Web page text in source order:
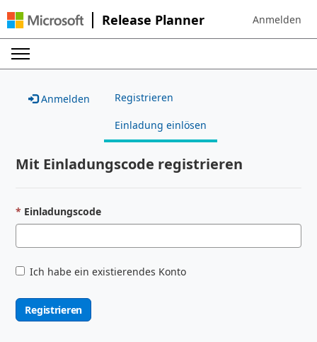
Release Planner Sign in to
Anmelden
Anmelden Registrieren
Einladung einlösen
Mit Einladungscode registrieren
Einladungscode
Ich habe ein existierendes Konto
Registrieren